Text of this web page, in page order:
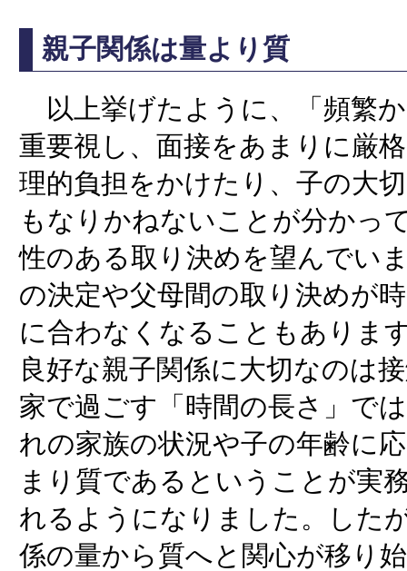
親子関係は量より質
以上挙げたように、「頻繁
重要視し、面接をあまりに厳
理的負担をかけたり、子の大
もなりかねないことが分かっ
性のある取り決めを望んでい
の決定や父母間の取り決めが
に合わなくなることもありま
良好な親子関係に大切なのは
家で過ごす「時間の長さ」で
れの家族の状況や子の年齢に
まり質であるということが実
れるようになりました。した
係の量から質へと関心が移り